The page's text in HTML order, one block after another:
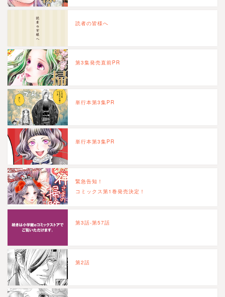
読者の皆様へ
第3集発売直前PR
単行本第3集PR
単行本第3集PR
緊急告知！
コミックス第1巻発売決定！
第3話-第57話
第2話